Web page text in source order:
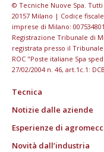
© Tecniche Nuove Spa.
20157 Milano | Codice
imprese di Milano:
Registrazione Tribunale di
registrata presso il Tribunale
ROC "Poste italiane Spa
27/02/2004 n. 46, art.1c.1:
Tecnica
Notizie dalle aziende
Esperienze di
Novità dall’industria